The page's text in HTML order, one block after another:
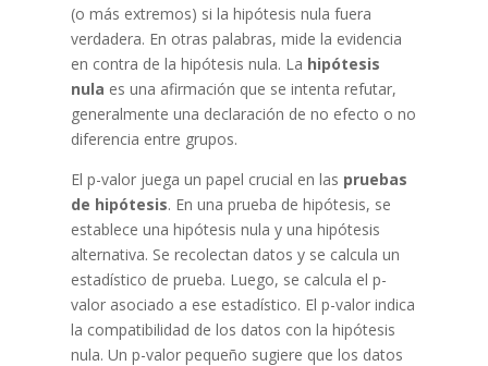
(o más extremos) si la hipótesis nula fuera
verdadera. En otras palabras, mide la evidencia
en contra de la hipótesis nula. La hipótesis
nula es una afirmación que se intenta refutar,
generalmente una declaración de no efecto o no
diferencia entre grupos.
El p-valor juega un papel crucial en las pruebas
de hipótesis. En una prueba de hipótesis, se
establece una hipótesis nula y una hipótesis
alternativa. Se recolectan datos y se calcula un
estadístico de prueba. Luego, se calcula el p-
valor asociado a ese estadístico. El p-valor indica
la compatibilidad de los datos con la hipótesis
nula. Un p-valor pequeño sugiere que los datos